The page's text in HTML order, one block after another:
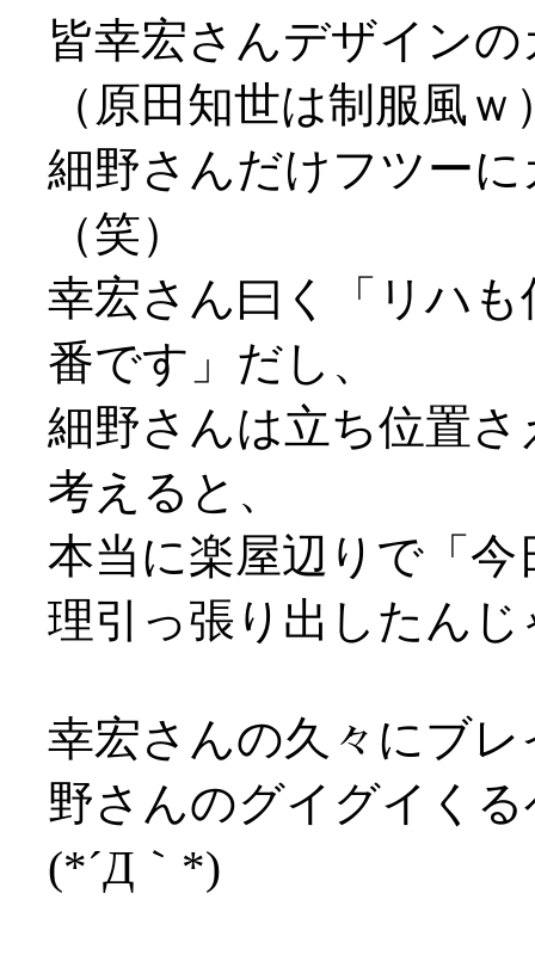
皆幸宏さんデザイン
（原田知世は制服風
細野さんだけフツー
（笑）
幸宏さん曰く「リハ
番です」だし、
細野さんは立ち位置
考えると、
本当に楽屋辺りで「
理引っ張り出したん
幸宏さんの久々にブ
野さんのグイグイく
(*´Д｀*)